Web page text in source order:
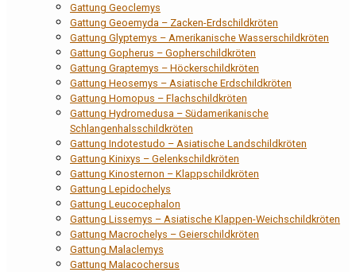
Gattung Geoclemys
Gattung Geoemyda – Zacken-Erdschildkröten
Gattung Glyptemys – Amerikanische Wasserschildkröten
Gattung Gopherus – Gopherschildkröten
Gattung Graptemys – Höckerschildkröten
Gattung Heosemys – Asiatische Erdschildkröten
Gattung Homopus – Flachschildkröten
Gattung Hydromedusa – Südamerikanische
Schlangenhalsschildkröten
Gattung Indotestudo – Asiatische Landschildkröten
Gattung Kinixys – Gelenkschildkröten
Gattung Kinosternon – Klappschildkröten
Gattung Lepidochelys
Gattung Leucocephalon
Gattung Lissemys – Asiatische Klappen-Weichschildkröten
Gattung Macrochelys – Geierschildkröten
Gattung Malaclemys
Gattung Malacochersus